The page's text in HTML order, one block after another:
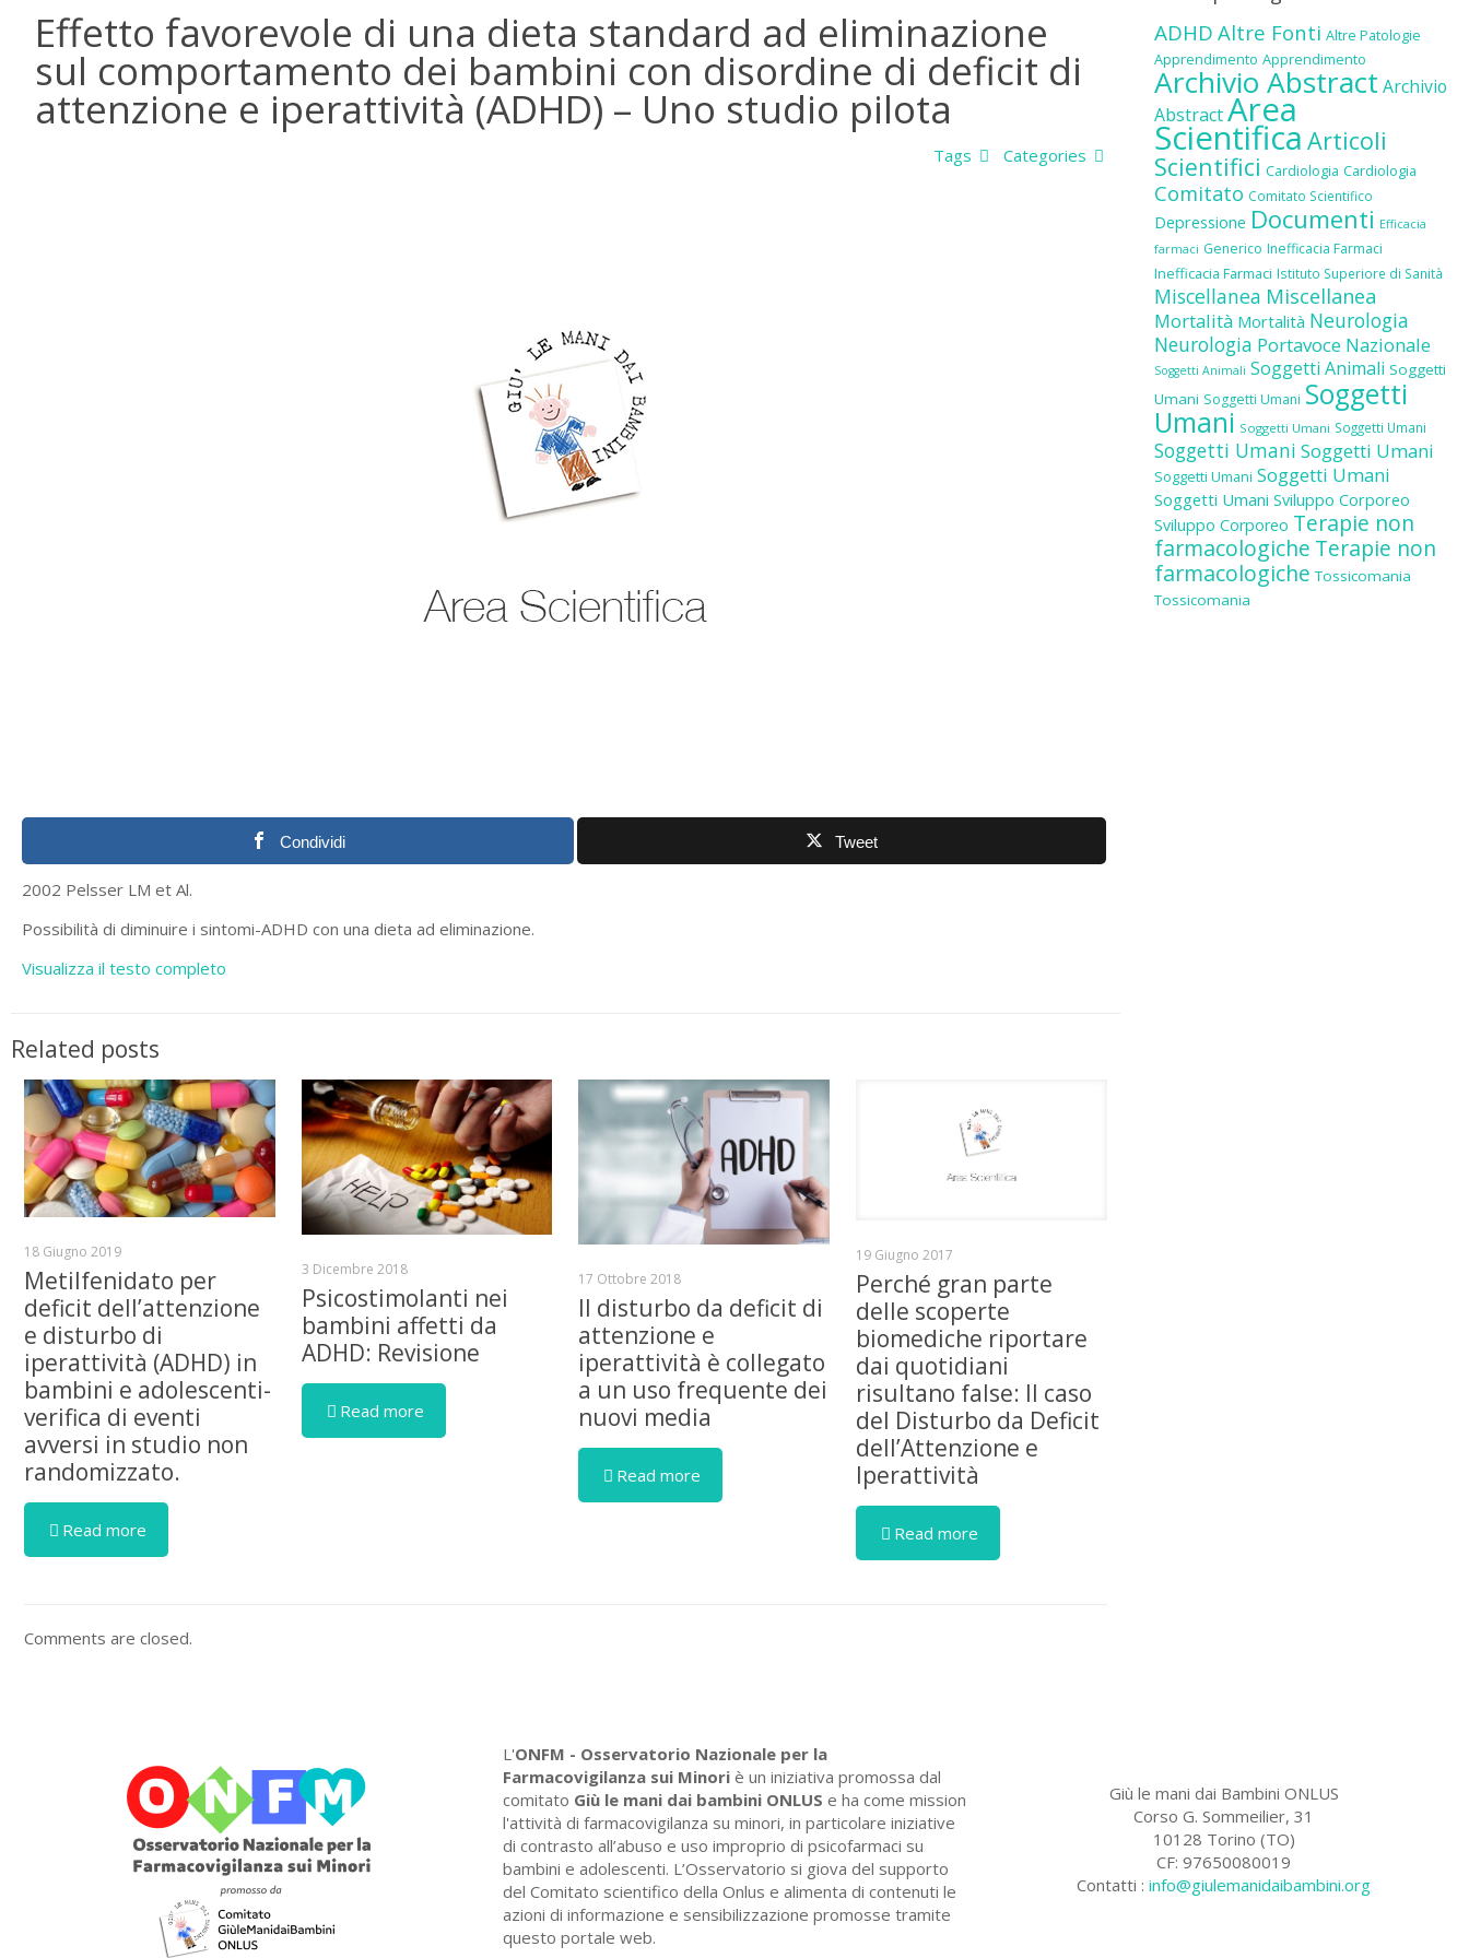
Effetto favorevole di una dieta standard ad eliminazione
sul comportamento dei bambini con disordine di deficit di
attenzione e iperattività (ADHD) – Uno studio pilota
Categories
Tags
Condividi Tweet
2002 Pelsser LM et Al.
Possibilità di diminuire i sintomi-ADHD con una dieta ad eliminazione.
Visualizza il testo completo
Related posts
18 Giugno 2019
Metilfenidato per
deficit dell’attenzione
e disturbo di
iperattività (ADHD) in
bambini e adolescenti-
verifica di eventi
avversi in studio non
randomizzato.
Read more
3 Dicembre 2018
Psicostimolanti nei
bambini affetti da
ADHD: Revisione
Read more
17 Ottobre 2018
Il disturbo da deficit di
attenzione e
iperattività è collegato
a un uso frequente dei
nuovi media
Read more
19 Giugno 2017
Perché gran parte
delle scoperte
biomediche riportare
dai quotidiani
risultano false: Il caso
del Disturbo da Deficit
dell’Attenzione e
Iperattività
Read more
Comments are closed.
ADHD Altre Fonti Altre Patologie
Apprendimento Apprendimento
Archivio Abstract Archivio
AbstractArea
Scientifica Articoli
Scientifici Cardiologia Cardiologia
Comitato Comitato Scientifico
Depressione Documenti Efficacia
farmaci Generico Inefficacia Farmaci
Inefficacia Farmaci Istituto Superiore di Sanità
Miscellanea Miscellanea
Mortalità Mortalità Neurologia
Neurologia Portavoce Nazionale
Soggetti Animali Soggetti Animali Soggetti
Umani Soggetti Umani Soggetti
Umani Soggetti Umani Soggetti Umani
Soggetti Umani Soggetti Umani
Soggetti Umani Soggetti Umani
Soggetti Umani Sviluppo Corporeo
Sviluppo Corporeo Terapie non
farmacologiche Terapie non
farmacologiche Tossicomania
Tossicomania
L'ONFM - Osservatorio Nazionale per la
Farmacovigilanza sui Minori è un iniziativa promossa dal
comitato Giù le mani dai bambini ONLUS e ha come mission
l'attività di farmacovigilanza su minori, in particolare iniziative
di contrasto all’abuso e uso improprio di psicofarmaci su
bambini e adolescenti. L’Osservatorio si giova del supporto
del Comitato scientifico della Onlus e alimenta di contenuti le
azioni di informazione e sensibilizzazione promosse tramite
questo portale web.
Giù le mani dai Bambini ONLUS
Corso G. Sommeilier, 31
10128 Torino (TO)
CF: 97650080019
Contatti :info@giulemanidaibambini.org